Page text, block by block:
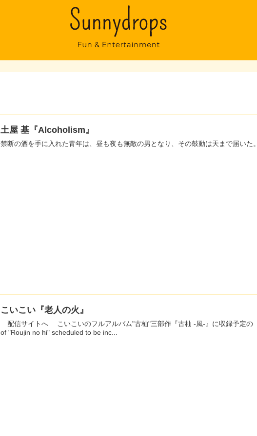
土屋 基『Alcoholism』
禁断の酒を手に入れた青年は、昼も夜も無敵の男となり、その鼓動は天まで届いた。
こいこい『老人の火』
配信サイトへ こいこいのフルアルバム"古杣"三部作『古杣 -風-』に収録予定の「老人の火」を先行配信リリース。 Pre-release
of "Roujin no hi" scheduled to be inc...